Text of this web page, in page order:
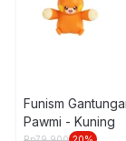
Funism
Pawmi - Kuning